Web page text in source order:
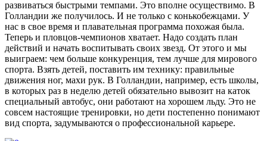
развиваться быстрыми темпами. Это вполне осуществимо. В
Голландии же получилось. И не только с конькобежцами. У
нас в свое время и плавательная программа похожая была.
Теперь и пловцов-чемпионов хватает. Надо создать план
действий и начать воспитывать своих звезд. От этого и мы
выиграем: чем больше конкуренция, тем лучше для мирового
спорта. Взять детей, поставить им технику: правильные
движения ног, махи рук. В Голландии, например, есть школы,
в которых раз в неделю детей обязательно вывозит на каток
специальный автобус, они работают на хорошем льду. Это не
совсем настоящие тренировки, но дети постепенно понимают
вид спорта, задумываются о профессиональной карьере.